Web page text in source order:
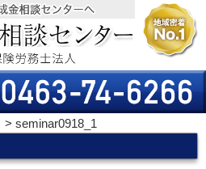
>seminar0918_1